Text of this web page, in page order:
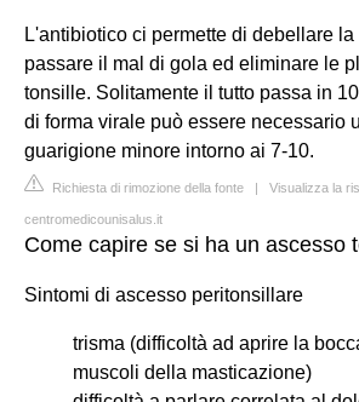
L'antibiotico ci permette di debellare la
passare il mal di gola ed eliminare le
tonsille. Solitamente il tutto passa in
di forma virale può essere necessario
guarigione minore intorno ai 7-10.
Richiesta di rimozione della fonte | Visualizza la
centromedicounisalus.it
Come capire se si ha un ascesso
Sintomi di ascesso peritonsillare
trisma (difficoltà ad aprire la
muscoli della masticazione)